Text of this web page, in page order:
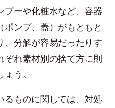
プーや化粧水など、容器
ポンプ、蓋）がもともと
、分解が容易だったりす
ぞれ素材別の捨て方に則
う。
るものに関しては、対処